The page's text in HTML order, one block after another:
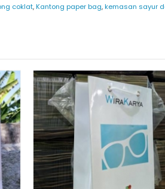
coklat,Kantong paper bag,kemasan sayur